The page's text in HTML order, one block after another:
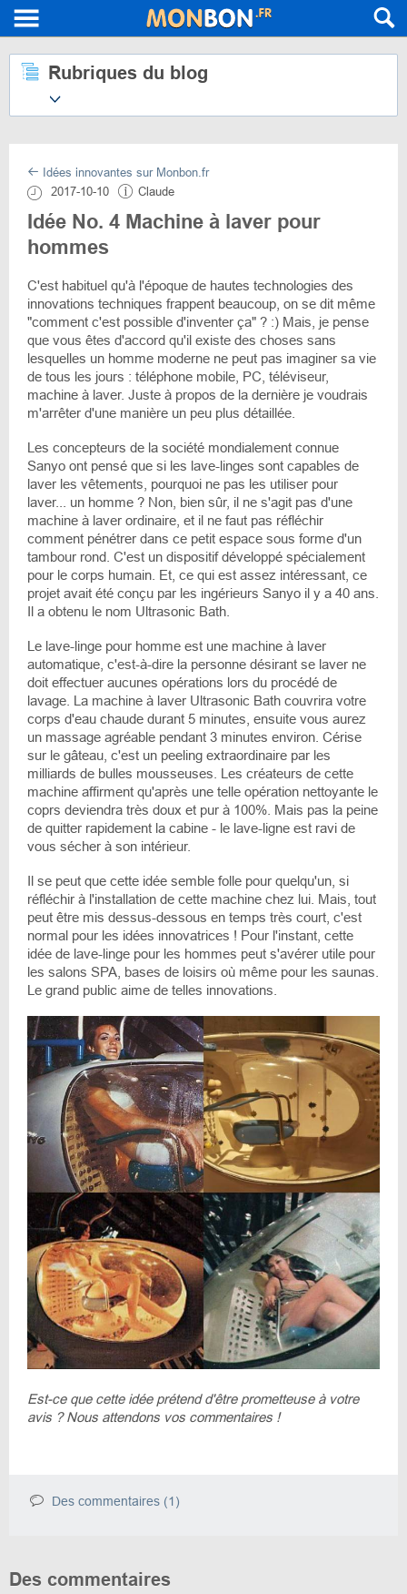
Rubriques du blog
Idées innovantes sur Monbon.fr
2017-10-10
Claude
Idée No. 4 Machine à laver pour
hommes
C'est habituel qu'à l'époque de hautes technologies des
innovations techniques frappent beaucoup, on se dit même
"comment c'est possible d'inventer ça" ? :) Mais, je pense
que vous êtes d'accord qu'il existe des choses sans
lesquelles un homme moderne ne peut pas imaginer sa vie
de tous les jours : téléphone mobile, PC, téléviseur,
machine à laver. Juste à propos de la dernière je voudrais
m'arrêter d'une manière un peu plus détaillée.
Les concepteurs de la société mondialement connue
Sanyo ont pensé que si les lave-linges sont capables de
laver les vêtements, pourquoi ne pas les utiliser pour
laver... un homme ? Non, bien sûr, il ne s'agit pas d'une
machine à laver ordinaire, et il ne faut pas réfléchir
comment pénétrer dans ce petit espace sous forme d'un
tambour rond. C'est un dispositif développé spécialement
pour le corps humain. Et, ce qui est assez intéressant, ce
projet avait été conçu par les ingérieurs Sanyo il y a 40 ans.
Il a obtenu le nom Ultrasonic Bath.
Le lave-linge pour homme est une machine à laver
automatique, c'est-à-dire la personne désirant se laver ne
doit effectuer aucunes opérations lors du procédé de
lavage. La machine à laver Ultrasonic Bath couvrira votre
corps d'eau chaude durant 5 minutes, ensuite vous aurez
un massage agréable pendant 3 minutes environ. Cérise
sur le gâteau, c'est un peeling extraordinaire par les
milliards de bulles mousseuses. Les créateurs de cette
machine affirment qu'après une telle opération nettoyante le
coprs deviendra très doux et pur à 100%. Mais pas la peine
de quitter rapidement la cabine - le lave-ligne est ravi de
vous sécher à son intérieur.
Il se peut que cette idée semble folle pour quelqu'un, si
réfléchir à l'installation de cette machine chez lui. Mais, tout
peut être mis dessus-dessous en temps très court, c'est
normal pour les idées innovatrices ! Pour l'instant, cette
idée de lave-linge pour les hommes peut s'avérer utile pour
les salons SPA, bases de loisirs où même pour les saunas.
Le grand public aime de telles innovations.
Est-ce que cette idée prétend d'être prometteuse à votre
avis ? Nous attendons vos commentaires !
Des commentaires (1)
Des commentaires